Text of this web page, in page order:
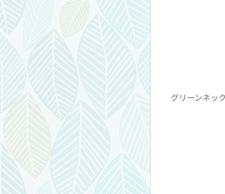
グリーンネッ